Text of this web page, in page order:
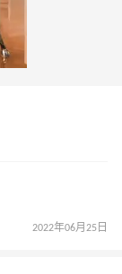
2022年06月25日